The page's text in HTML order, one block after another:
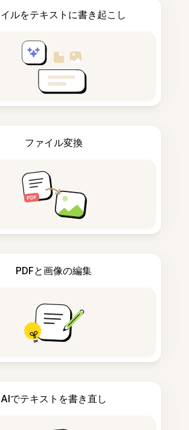
ルをテキストに書き起こし
ファイル変換
PDFと画像の編集
AIでテキストを書き直し